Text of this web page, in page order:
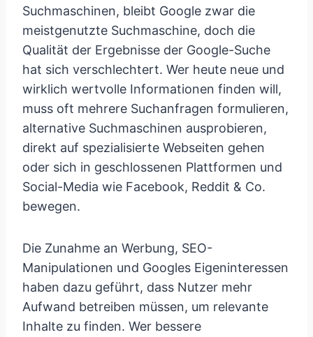
Suchmaschinen, bleibt Google zwar die
meistgenutzte Suchmaschine, doch die
Qualität der Ergebnisse der Google-Suche
hat sich verschlechtert. Wer heute neue und
wirklich wertvolle Informationen finden will,
muss oft mehrere Suchanfragen formulieren,
alternative Suchmaschinen ausprobieren,
direkt auf spezialisierte Webseiten gehen
oder sich in geschlossenen Plattformen und
Social-Media wie Facebook, Reddit & Co.
bewegen.
Die Zunahme an Werbung, SEO-
Manipulationen und Googles Eigeninteressen
haben dazu geführt, dass Nutzer mehr
Aufwand betreiben müssen, um relevante
Inhalte zu finden. Wer bessere